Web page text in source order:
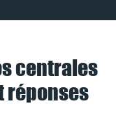
centrales
réponses